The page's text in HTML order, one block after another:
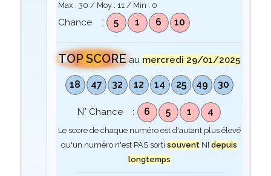
Max : 30 / Moy : 11/ Min : 0
Chance : 5 1 6 10
TOP SCORE au mercredi 29/01/2025
18 47 32 12 14 25 49 30
N° Chance : 6 5 1 4
Le score de chaque numéro est d'autant plus élevé
qu'un numéro n'est PAS sortisouvent NIdepuis
longtemps